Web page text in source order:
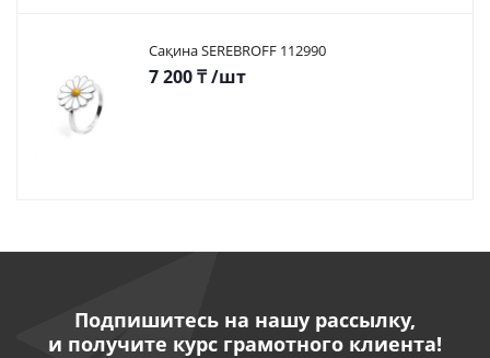
Сақина SEREBROFF 112990
7 200₸/шт
Подпишитесь на нашу рассылку,
и получите курс грамотного клиента!